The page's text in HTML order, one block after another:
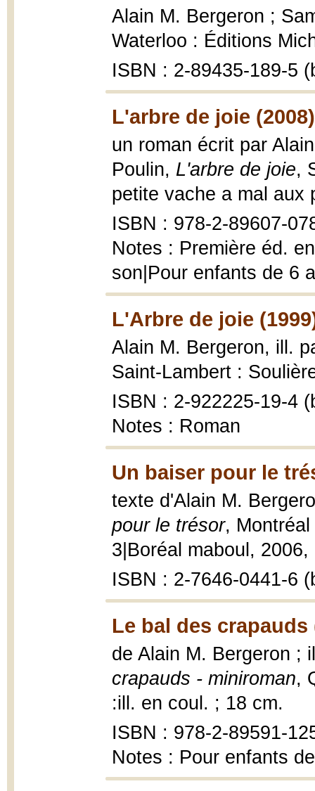
Alain M. Bergeron ;
Waterloo : Éditions
ISBN : 2-89435-189-5
L'arbre de joie (2008)
un roman écrit par
Poulin, L'arbre de joie,
petite vache a mal aux
ISBN : 978-2-89607-
Notes : Première éd.
son|Pour enfants de 6
L'Arbre de joie
Alain M. Bergeron, ill.
Saint-Lambert :
ISBN : 2-922225-19-4
Notes : Roman
Un baiser pour le
texte d'Alain M.
pour le trésor,
3|Boréal maboul,
ISBN : 2-7646-0441-6
Le bal des crapauds
de Alain M. Bergeron ;
crapauds - miniroman,
:ill. en coul. ; 18 cm.
ISBN : 978-2-89591-
Notes : Pour enfants